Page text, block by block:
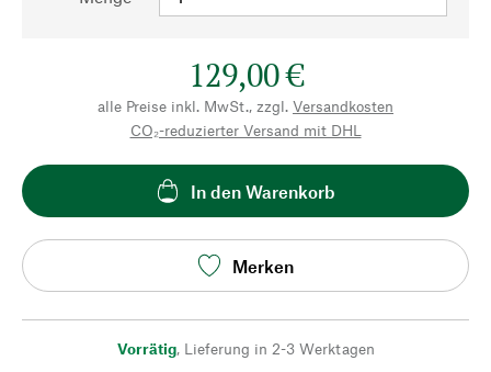
129,00 €
alle Preise inkl. MwSt., zzgl. Versandkosten
CO₂-reduzierter Versand mit DHL
In den Warenkorb
Merken
Vorrätig, Lieferung in 2-3 Werktagen